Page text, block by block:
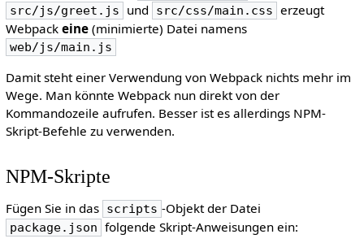
src/js/greet.js und src/css/main.css erzeugt
Webpack eine(minimierte) Datei namens
web/js/main.js
Damit steht einer Verwendung von Webpack nichts mehr im
Wege. Man könnte Webpack nun direkt von der
Kommandozeile aufrufen. Besser ist es allerdings NPM-
Skript-Befehle zu verwenden.
NPM-Skripte
Fügen Sie in das scripts -Objekt der Datei
package.json folgende Skript-Anweisungen ein: